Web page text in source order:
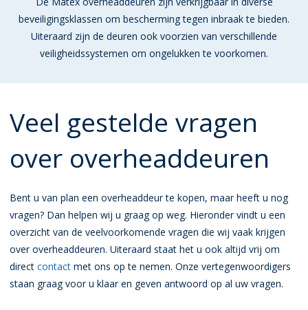
beveiligingsklassen om bescherming tegen inbraak te bieden.
Uiteraard zijn de deuren ook voorzien van verschillende
veiligheidssystemen om ongelukken te voorkomen.
Veel gestelde vragen
over overheaddeuren
Bent u van plan een overheaddeur te kopen, maar heeft u nog
vragen? Dan helpen wij u graag op weg. Hieronder vindt u een
overzicht van de veelvoorkomende vragen die wij vaak krijgen
over overheaddeuren. Uiteraard staat het u ook altijd vrij om
direct contact met ons op te nemen. Onze vertegenwoordigers
staan graag voor u klaar en geven antwoord op al uw vragen.